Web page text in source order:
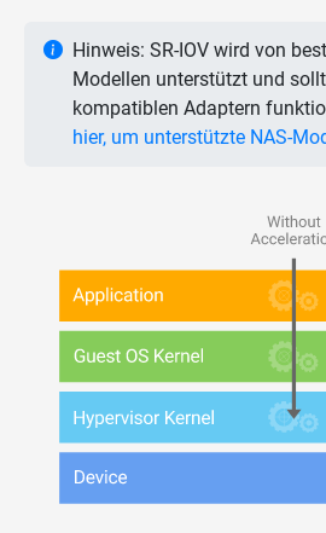
Hinweis: SR-IOV wird von
Modellen unterstützt und
kompatiblen Adaptern
hier, um unterstützte NAS-